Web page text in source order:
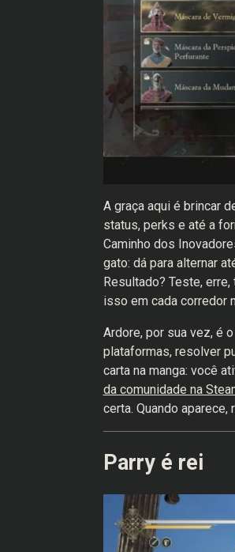
A graça aqui é brincar
status, perks e até a
Caminho dos
gato: dá para alternar
Resultado? Teste,
isso em cada corredor
Ardore, por sua vez, é
plataformas, resolver
carta na manga: você
da comunidade na
certa. Quando aparece,
Parry é rei